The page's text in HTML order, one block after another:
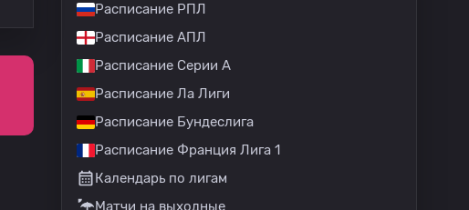
Расписание РПЛ
Расписание АПЛ
Расписание Серии А
Расписание Ла Лиги
Расписание Бундеслига
Расписание Франция Лига 1
Календарь по лигам
Матчи на выходные